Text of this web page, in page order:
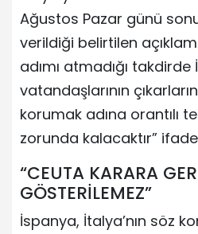
Ağustos Pazar günü
verildiği belirtilen
adımı atmadığı
vatandaşlarının
korumak adına orantılı
zorunda kalacaktır”
“CEUTA KARARA
GÖSTERİLEMEZ”
İspanya, İtalya’nın söz